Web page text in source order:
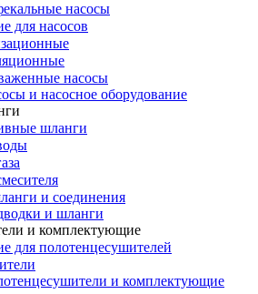
насосы
для насосов
насосы
и насосное оборудование
шланги
и соединения
и шланги
и комплектующие
для полотенцесушителей
и комплектующие